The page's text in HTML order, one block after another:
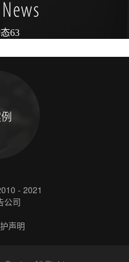
News
63
- 2021
公司
声明